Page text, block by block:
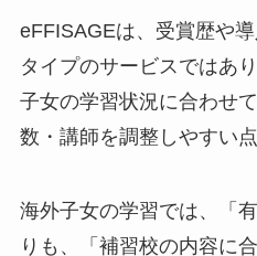
eFFISAGEは、受賞歴や
タイプのサービスではあ
子女の学習状況に合わせ
数・講師を調整しやすい点
海外子女の学習では、「
りも、「補習校の内容に